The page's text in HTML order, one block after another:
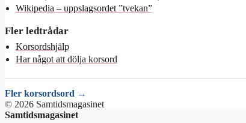
Wikipedia – uppslagsordet ”tvekan”
Fler ledtrådar
Korsordshjälp
Har något att dölja korsord
Fler korsordsord →
© 2026 Samtidsmagasinet
Samtidsmagasinet